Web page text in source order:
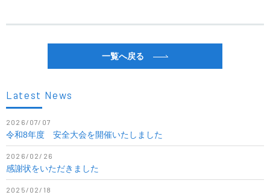
一覧へ戻る
Latest News
2026/07/07
令和8年度 安全大会を開催いたしました
2026/02/26
感謝状をいただきました
2025/02/18